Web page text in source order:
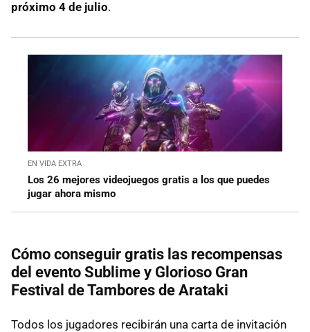
próximo 4 de julio.
EN VIDA EXTRA
Los 26 mejores videojuegos gratis a los que puedes
jugar ahora mismo
Cómo conseguir gratis las recompensas
del evento Sublime y Glorioso Gran
Festival de Tambores de Arataki
Todos los jugadores recibirán una carta de invitación